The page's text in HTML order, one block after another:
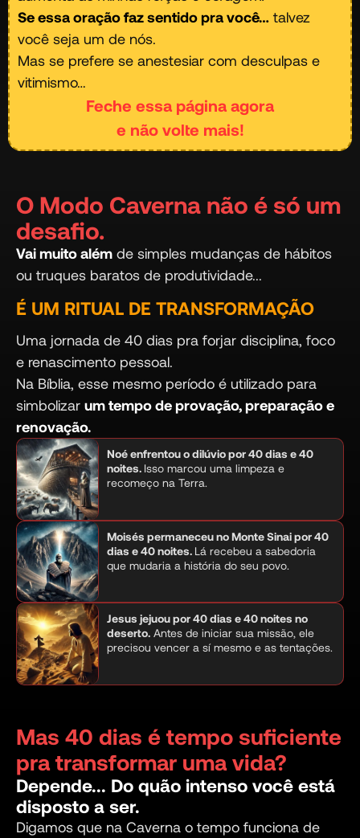
Se essa oração faz sentido pra você… talvez
você seja um de nós.
Mas se prefere se anestesiar com desculpas e
vitimismo…
Feche essa página agora
e não volte mais!
O Modo Caverna não é só um
desafio.
Vai muito além de simples mudanças de hábitos
ou truques baratos de produtividade...
É UM RITUAL DE TRANSFORMAÇÃO
Uma jornada de 40 dias pra forjar disciplina, foco
e renascimento pessoal.
Na Bíblia, esse mesmo período é utilizado para
simbolizar um tempo de provação, preparação e
renovação.
Noé enfrentou o dilúvio por 40 dias e 40
noites. Isso marcou uma limpeza e
recomeço na Terra.
Moisés permaneceu no Monte Sinai por 40
dias e 40 noites. Lá recebeu a sabedoria
que mudaria a história do seu povo.
Jesus jejuou por 40 dias e 40 noites no
deserto.Antes de iniciar sua missão, ele
precisou vencer a sí mesmo e as tentações.
Mas 40 dias é tempo suficiente
pra transformar uma vida?
Depende... Do quão intenso você está
disposto a ser.
Digamos que na Caverna o tempo funciona de